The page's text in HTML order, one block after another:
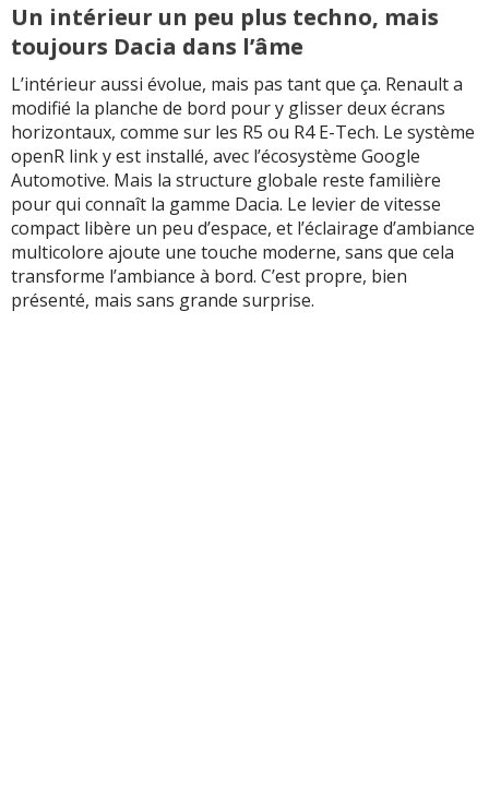
Un intérieur un peu plus techno, mais
toujours Dacia dans l’âme
L’intérieur aussi évolue, mais pas tant que ça. Renault a
modifié la planche de bord pour y glisser deux écrans
horizontaux, comme sur les R5 ou R4 E-Tech. Le système
openR link y est installé, avec l’écosystème Google
Automotive. Mais la structure globale reste familière
pour qui connaît la gamme Dacia. Le levier de vitesse
compact libère un peu d’espace, et l’éclairage d’ambiance
multicolore ajoute une touche moderne, sans que cela
transforme l’ambiance à bord. C’est propre, bien
présenté, mais sans grande surprise.